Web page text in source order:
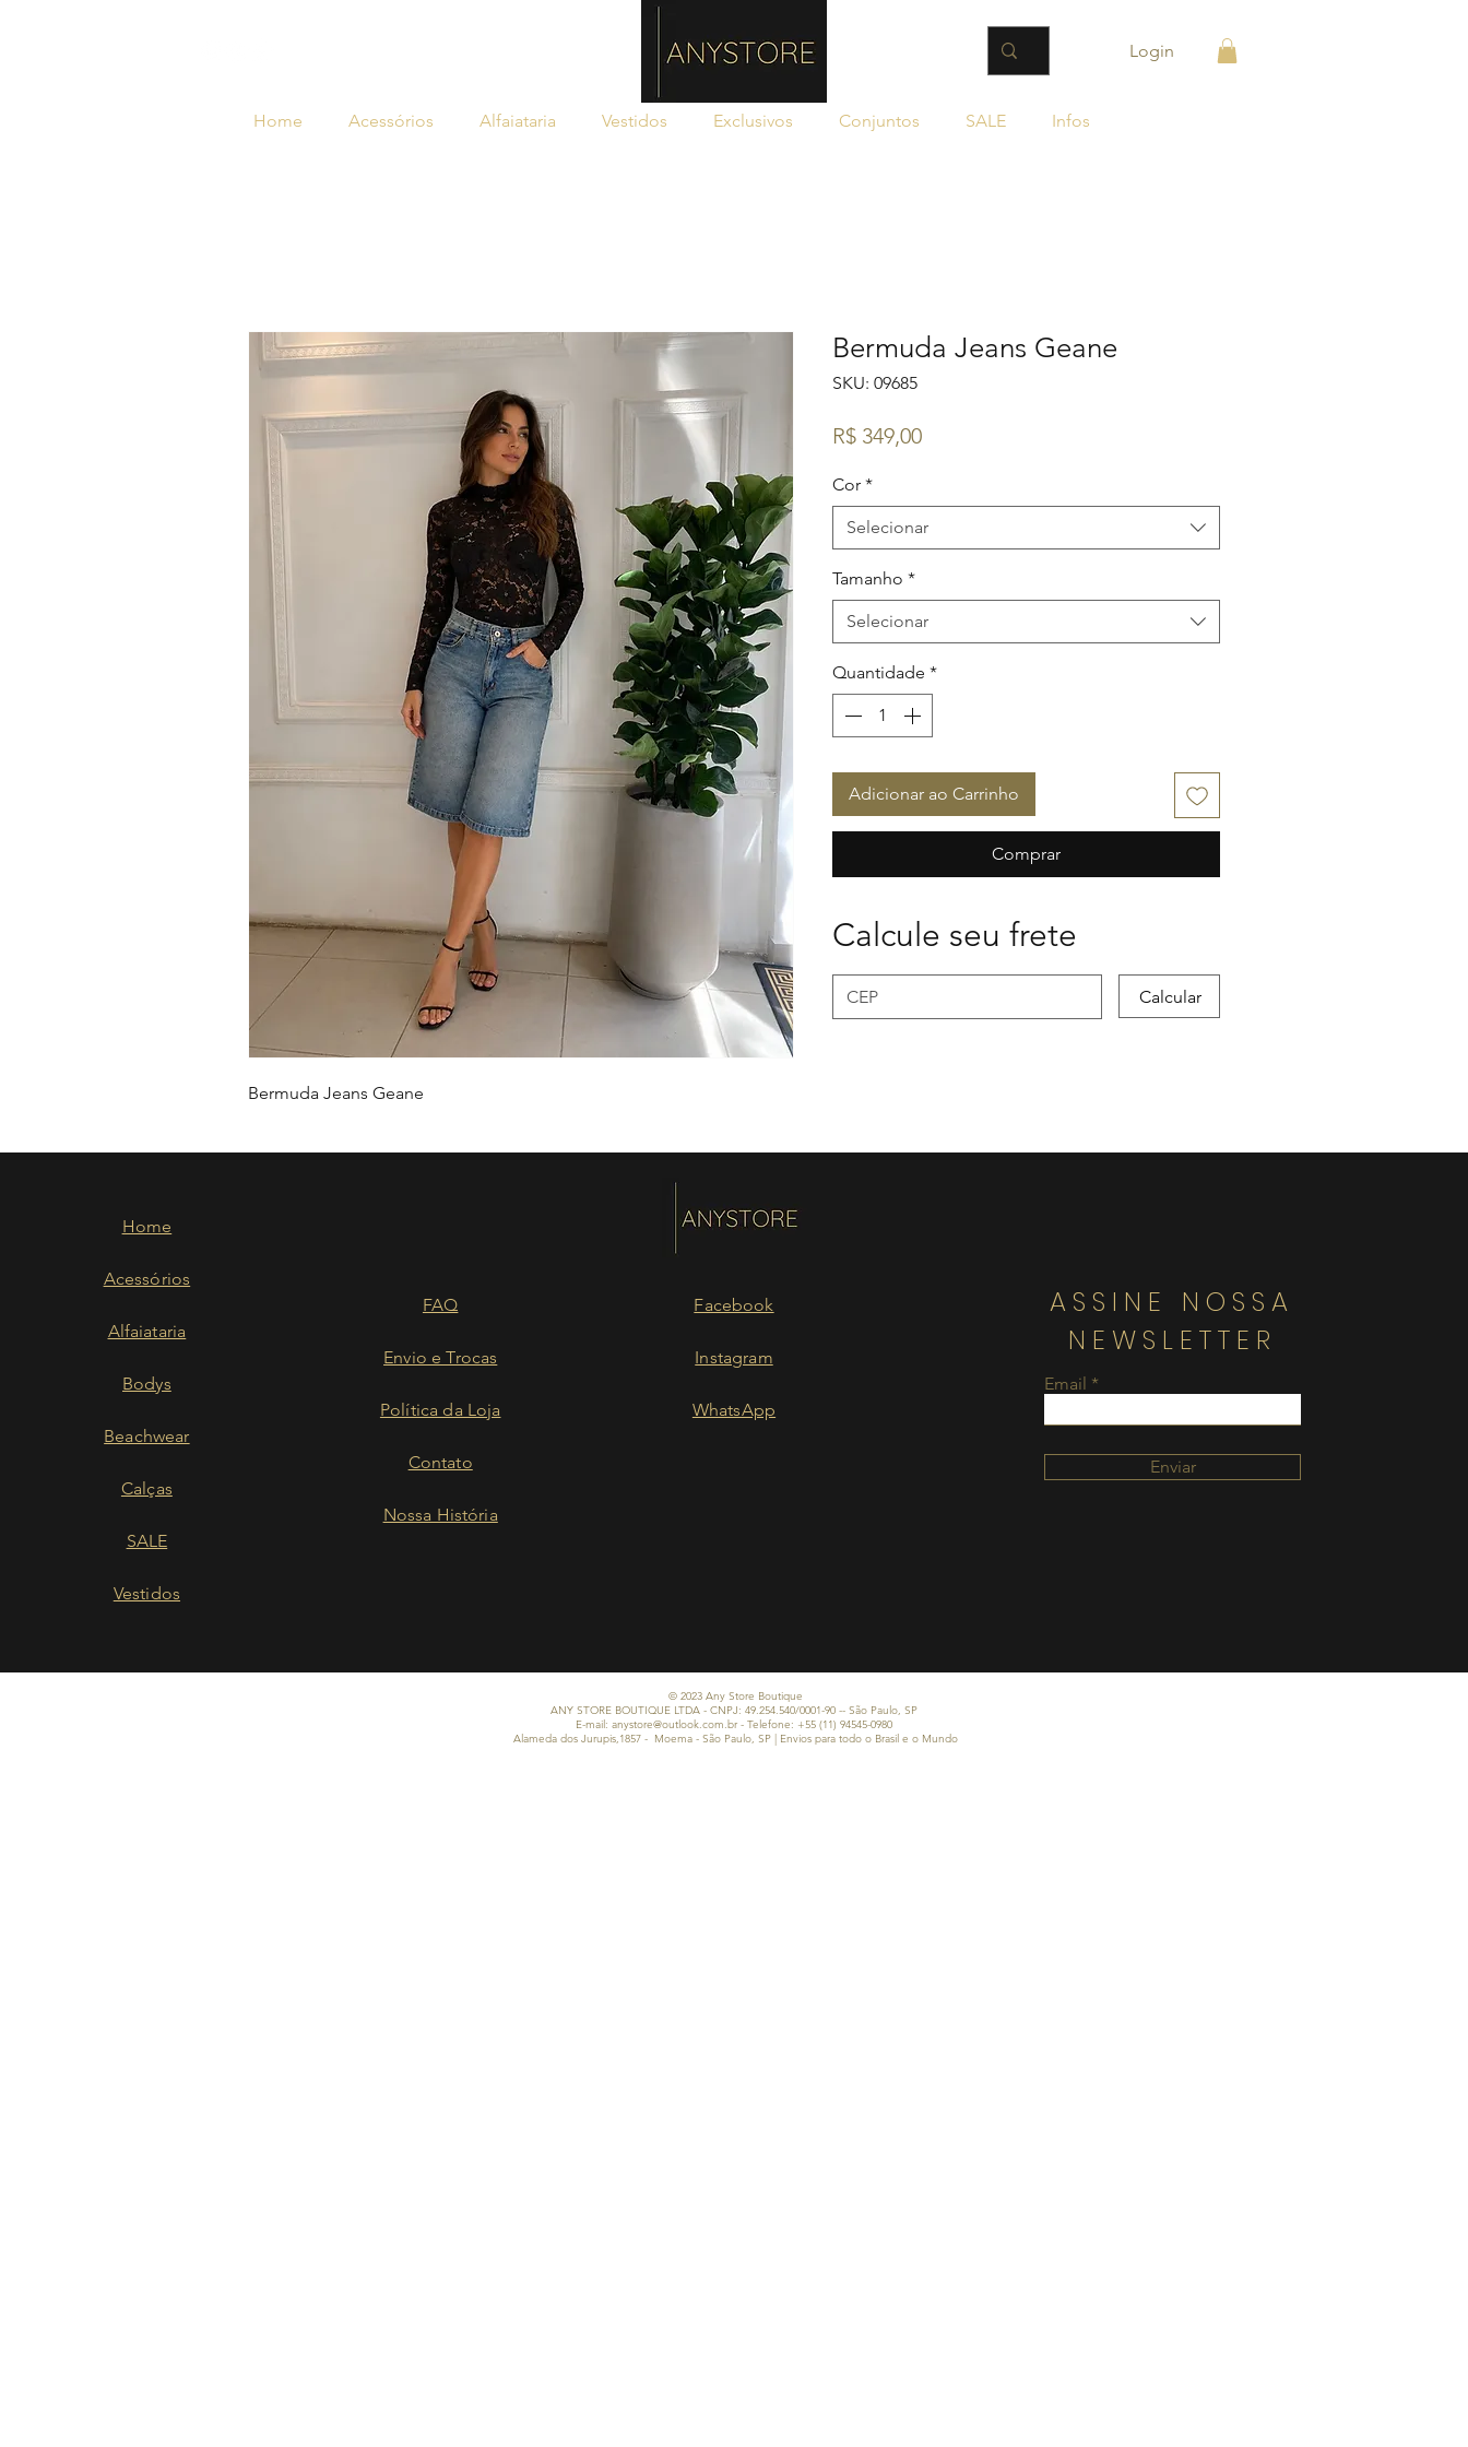
Login
Home Acessórios Alfaiataria Vestidos Exclusivos Conjuntos SALE Infos
Bermuda Jeans Geane
Bermuda Jeans Geane
SKU: 09685
R$ 349,00Preço
Cor *
Selecionar
Tamanho *
Selecionar
Quantidade *
Adicionar ao Carrinho
Comprar
Calcule seu frete
Calcular
Home
Acessórios
Alfaiataria
Bodys
Beachwear
Calças
SALE
Vestidos
FAQ
Envio e Trocas
Política da Loja
Contato
Nossa História
Facebook
Instagram
WhatsApp
ASSINE NOSSA
NEWSLETTER
Email
Enviar
© 2023 Any Store Boutique
ANY STORE BOUTIQUE LTDA - CNPJ: 49.254.540/0001-90 -- São Paulo, SP
E-mail: anystore@outlook.com.br - Telefone: +55 (11) 94545-0980
Alameda dos Jurupis,1857 - Moema - São Paulo, SP | Envios para todo o Brasil e o Mundo